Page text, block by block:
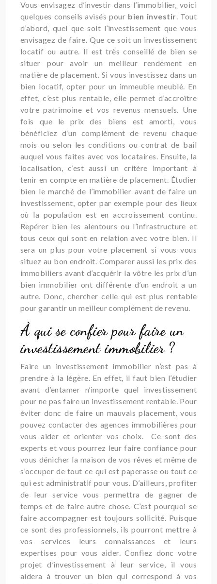
Vous envisagez d’investir dans l’immobilier, voici
quelques conseils avisés pour bien investir. Tout
d’abord, quel que soit l’investissement que vous
envisagez de faire. Que ce soit un investissement
locatif ou autre. Il est très conseillé de bien se
situer pour avoir un meilleur rendement en
matière de placement. Si vous investissez dans un
bien locatif, opter pour un immeuble meublé. En
effet, c’est plus rentable, elle permet d’accroître
votre patrimoine et vos revenus mensuels. Une
fois que le prix des biens est amorti, vous
bénéficiez d’un complément de revenu chaque
mois ou selon les conditions ou contrat de bail
auquel vous faites avec vos locataires. Ensuite, la
localisation, c’est aussi un critère important à
tenir en compte en matière de placement. Étudier
bien le marché de l’immobilier avant de faire un
investissement, opter par exemple pour des lieux
où la population est en accroissement continu.
Repérer bien les alentours ou l’infrastructure et
tous ceux qui sont en relation avec votre bien. Il
sera un plus pour votre placement si vous vous
situez au bon endroit. Comparer aussi les prix des
immobiliers avant d’acquérir la vôtre les prix d’un
bien immobilier ont différente d’un endroit a un
autre. Donc, chercher celle qui est plus rentable
pour garantir un meilleur complément de revenu.
À qui se confier pour faire un
investissement immobilier ?
Faire un investissement immobilier n’est pas à
prendre à la légère. En effet, il faut bien l’étudier
avant d’entamer n’importe quel investissement
pour ne pas faire un investissement rentable. Pour
éviter donc de faire un mauvais placement, vous
pouvez contacter des agences immobilières pour
vous aider et orienter vos choix. Ce sont des
experts et vous pourrez leur faire confiance pour
vous dénicher la maison de vos rêves et même de
s’occuper de tout ce qui est paperasse ou tout ce
qui est administratif pour vous. D’ailleurs, profiter
de leur service vous permettra de gagner de
temps et de faire autre chose. C’est pourquoi se
faire accompagner est toujours sollicité. Puisque
ce sont des professionnels, ils pourront mettre à
vos services leurs connaissances et leurs
expertises pour vous aider. Confiez donc votre
projet d’investissement à leur service, il vous
aidera à trouver un bien qui correspond à vos